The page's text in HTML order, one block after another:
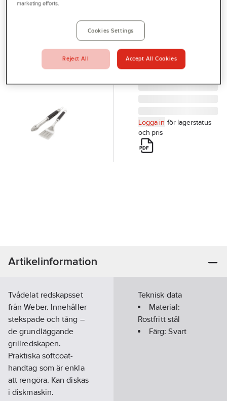
Profilshop
Serviceverkstad
Företagsprofilering
Weber
REDSKAPSSET 6763
35509011
Logga in för lagerstatus
och pris
Artikelinformation
Tvådelat redskapsset
från Weber. Innehåller
stekspade och tång –
de grundläggande
grillredskapen.
Praktiska softcoat-
handtag som är enkla
att rengöra. Kan diskas
i diskmaskin.
Teknisk data
Material:
Rostfritt stål
Färg:Svart
marketing efforts.
Cookies Settings
Reject All Accept All Cookies